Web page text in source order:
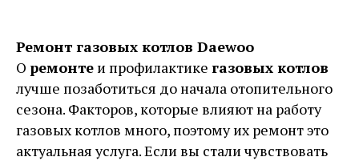
Ремонт газовых котлов Daewoo
О ремонтеи профилактике газовых котлов
лучше позаботиться до начала отопительного
сезона. Факторов, которые влияют на работу
газовых котлов много, поэтому их ремонт это
актуальная услуга. Если вы стали чувствовать